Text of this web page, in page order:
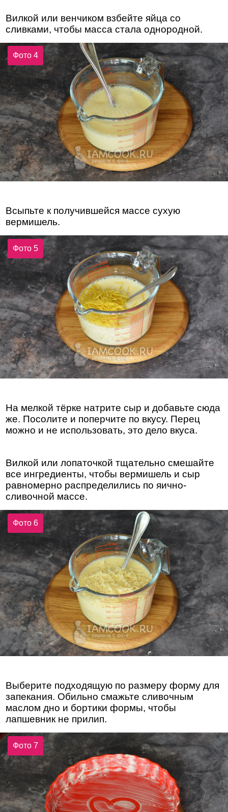
Вилкой или венчиком взбейте яйца со
сливками, чтобы масса стала однородной.
Фото 4
Всыпьте к получившейся массе сухую
вермишель.
Фото 5
На мелкой тёрке натрите сыр и добавьте сюда
же. Посолите и поперчите по вкусу. Перец
можно и не использовать, это дело вкуса.
Вилкой или лопаточкой тщательно смешайте
все ингредиенты, чтобы вермишель и сыр
равномерно распределились по яично-
сливочной массе.
Фото 6
Выберите подходящую по размеру форму для
запекания. Обильно смажьте сливочным
маслом дно и бортики формы, чтобы
лапшевник не прилип.
Фото 7